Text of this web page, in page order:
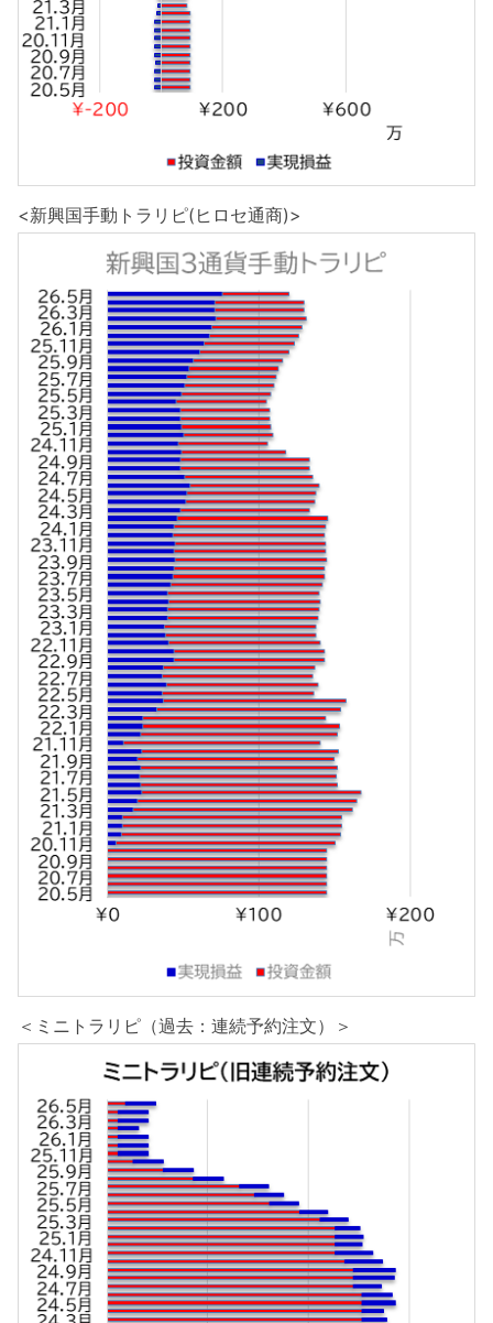
<新興国手動トラリピ(ヒロセ通商)>
＜ミニトラリピ（過去：連続予約注文）＞